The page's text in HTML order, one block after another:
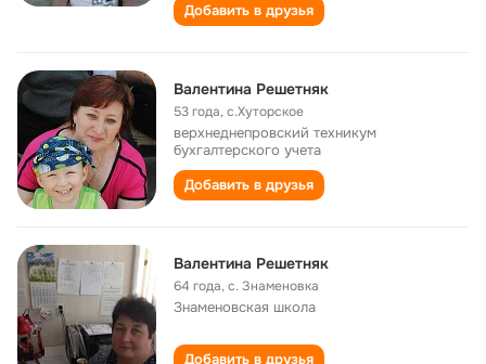
Добавить в друзья
Валентина Решетняк
53 года,с.Хуторское
верхнеднепровский техникум
бухгалтерского учета
Добавить в друзья
Валентина Решетняк
64 года,с. Знаменовка
Знаменовская школа
Добавить в друзья